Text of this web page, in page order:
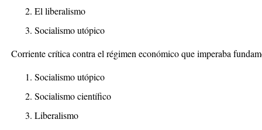
El liberalismo
Socialismo utópico
Corriente crítica contra el régimen económico que imperaba
Socialismo utópico
Socialismo científico
Liberalismo